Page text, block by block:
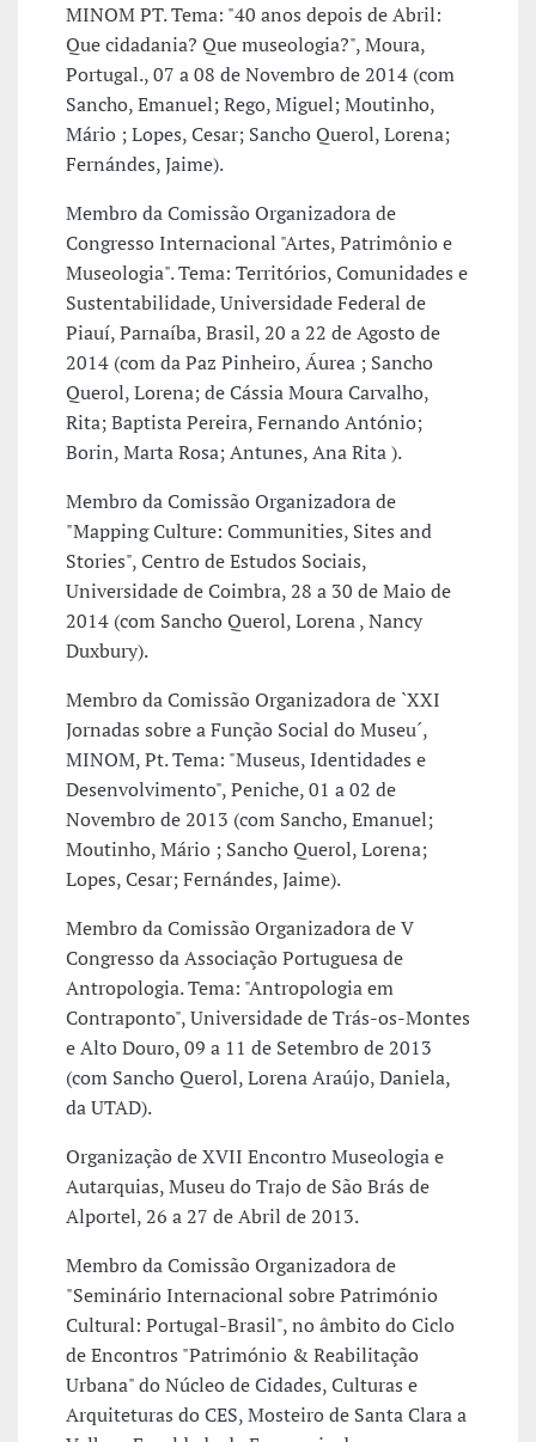
MINOM PT. Tema: "40 anos depois de Abril:
Que cidadania? Que museologia?", Moura,
Portugal., 07 a 08 de Novembro de 2014 (com
Sancho, Emanuel; Rego, Miguel; Moutinho,
Mário ; Lopes, Cesar; Sancho Querol, Lorena;
Fernándes, Jaime).
Membro da Comissão Organizadora de
Congresso Internacional "Artes, Patrimônio e
Museologia". Tema: Territórios, Comunidades e
Sustentabilidade, Universidade Federal de
Piauí, Parnaíba, Brasil, 20 a 22 de Agosto de
2014 (com da Paz Pinheiro, Áurea ; Sancho
Querol, Lorena; de Cássia Moura Carvalho,
Rita; Baptista Pereira, Fernando António;
Borin, Marta Rosa; Antunes, Ana Rita ).
Membro da Comissão Organizadora de
"Mapping Culture: Communities, Sites and
Stories", Centro de Estudos Sociais,
Universidade de Coimbra, 28 a 30 de Maio de
2014 (com Sancho Querol, Lorena , Nancy
Duxbury).
Membro da Comissão Organizadora de `XXI
Jornadas sobre a Função Social do Museu´,
MINOM, Pt. Tema: "Museus, Identidades e
Desenvolvimento", Peniche, 01 a 02 de
Novembro de 2013 (com Sancho, Emanuel;
Moutinho, Mário ; Sancho Querol, Lorena;
Lopes, Cesar; Fernándes, Jaime).
Membro da Comissão Organizadora de V
Congresso da Associação Portuguesa de
Antropologia. Tema: "Antropologia em
Contraponto", Universidade de Trás-os-Montes
e Alto Douro, 09 a 11 de Setembro de 2013
(com Sancho Querol, Lorena Araújo, Daniela,
da UTAD).
Organização de XVII Encontro Museologia e
Autarquias, Museu do Trajo de São Brás de
Alportel, 26 a 27 de Abril de 2013.
Membro da Comissão Organizadora de
"Seminário Internacional sobre Património
Cultural: Portugal-Brasil", no âmbito do Ciclo
de Encontros "Património & Reabilitação
Urbana" do Núcleo de Cidades, Culturas e
Arquiteturas do CES, Mosteiro de Santa Clara a